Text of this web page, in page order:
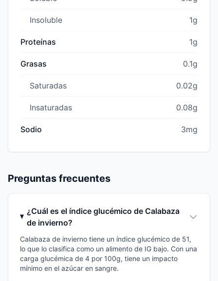
Insoluble 1g
Proteínas 1g
Grasas 0.1g
Saturadas 0.02g
Insaturadas 0.08g
Sodio 3mg
Preguntas frecuentes
¿Cuál es el índice glucémico de Calabaza
de invierno?
Calabaza de invierno tiene un índice glucémico de 51,
lo que lo clasifica como un alimento de IG bajo. Con una
carga glucémica de 4 por 100g, tiene un impacto
mínimo en el azúcar en sangre.